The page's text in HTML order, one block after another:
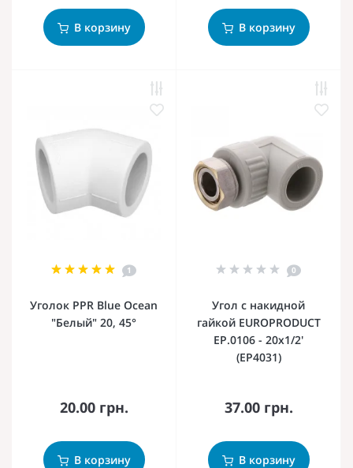
В корзину В корзину
1
Уголок PPR Blue Ocean
"Белый" 20, 45°
20.00 грн.
В корзину
0
Угол с накидной
гайкой EUROPRODUCT
EP.0106 - 20x1/2'
(EP4031)
37.00 грн.
В корзину